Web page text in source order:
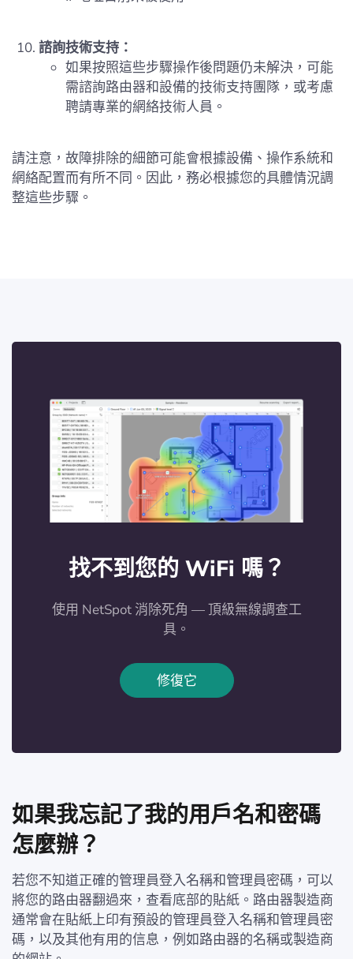
諮詢技術支持：
如果按照這些步驟操作後問題仍未解決，可能
需諮詢路由器和設備的技術支持團隊，或考慮
聘請專業的網絡技術人員。
請注意，故障排除的細節可能會根據設備、操作系統和
網絡配置而有所不同。因此，務必根據您的具體情況調
整這些步驟。
找不到您的 WiFi 嗎？
使用 NetSpot 消除死角 — 頂級無線調查工
具。
修復它
如果我忘記了我的用戶名和密碼
怎麼辦？
若您不知道正確的管理員登入名稱和管理員密碼，可以
將您的路由器翻過來，查看底部的貼紙。路由器製造商
通常會在貼紙上印有預設的管理員登入名稱和管理員密
碼，以及其他有用的信息，例如路由器的名稱或製造商